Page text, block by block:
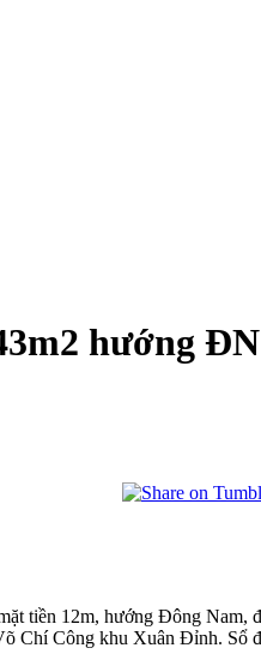
hướng
tiền 12m, hướng Đông
Chí Công khu Xuân Đỉnh. Sổ